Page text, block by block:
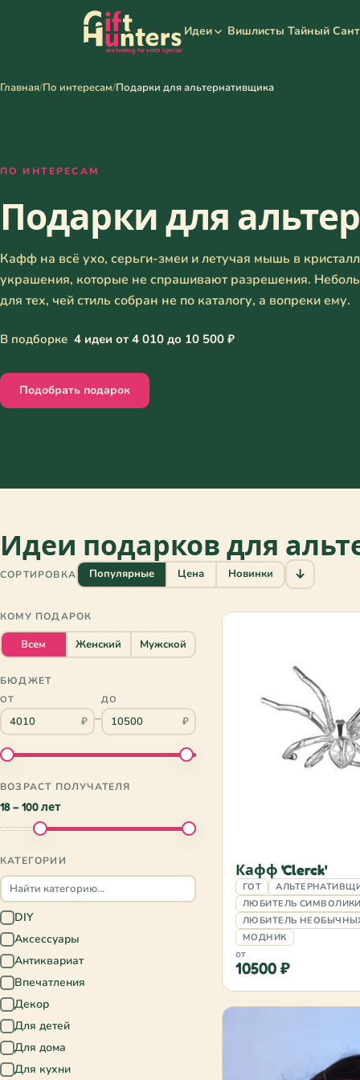
Идеи Вишлисты Тайный
Главная/По интересам/Подарки для альтернативщика
ПО ИНТЕРЕСАМ
Подарки для
Кафф на всё ухо, серьги-змеи и летучая мышь в
украшения, которые не спрашивают разрешения.
для тех, чей стиль собран не по каталогу, а вопреки ему.
В подборке 4 идеи от 4 010 до 10 500 ₽
Подобрать подарок
Идеи подарков для
СОРТИРОВКА Популярные Цена Новинки ↓
КОМУ ПОДАРОК
Всем Женский Мужской
БЮДЖЕТ
ОТ
₽ –
ДО
₽
ВОЗРАСТ ПОЛУЧАТЕЛЯ
18 – 100 лет
КАТЕГОРИИ
DIY
Аксессуары
Антиквариат
Впечатления
Декор
Для детей
Для дома
Для кухни
Кафф 'Clerck'
ГОТ
ЛЮБИТЕЛЬ СИМВОЛИКИ
ЛЮБИТЕЛЬ
МОДНИК
от
10500 ₽